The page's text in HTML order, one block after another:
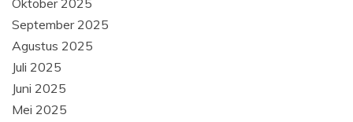
Oktober 2025
September 2025
Agustus 2025
Juli 2025
Juni 2025
Mei 2025